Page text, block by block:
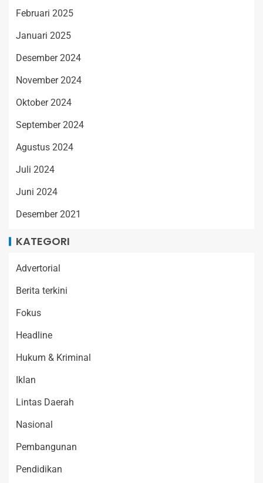
Februari 2025
Januari 2025
Desember 2024
November 2024
Oktober 2024
September 2024
Agustus 2024
Juli 2024
Juni 2024
Desember 2021
KATEGORI
Advertorial
Berita terkini
Fokus
Headline
Hukum & Kriminal
Iklan
Lintas Daerah
Nasional
Pembangunan
Pendidikan